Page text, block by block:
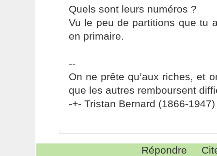
Quels sont leurs numéros ?
Vu le peu de partitions que tu
en primaire.
--
On ne prête qu’aux riches, et
que les autres remboursent
-+- Tristan Bernard (1866-1947)
Répondre